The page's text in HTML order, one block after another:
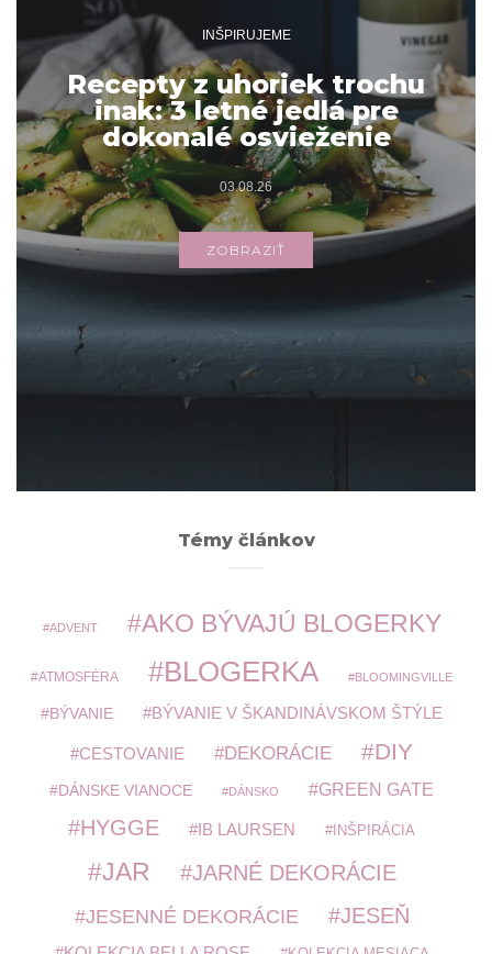
INŠPIRUJEME
Recepty z uhoriek trochu
inak: 3 letné jedlá pre
dokonalé osvieženie
03.08.26
ZOBRAZIŤ
Archív
Témy článkov
ADVENT AKO BÝVAJÚ BLOGERKY
ATMOSFÉRA BLOGERKA BLOOMINGVILLE
BÝVANIE BÝVANIE V ŠKANDINÁVSKOM ŠTÝLE
CESTOVANIE DEKORÁCIE DIY
DÁNSKE VIANOCE DÁNSKO GREEN GATE
HYGGE IB LAURSEN INŠPIRÁCIA
JAR JARNÉ DEKORÁCIE
JESENNÉ DEKORÁCIE JESEŇ